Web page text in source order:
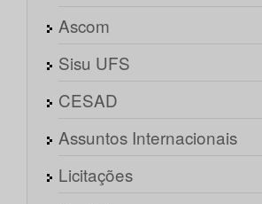
Ascom
Sisu UFS
CESAD
Assuntos Internacionais
Licitações